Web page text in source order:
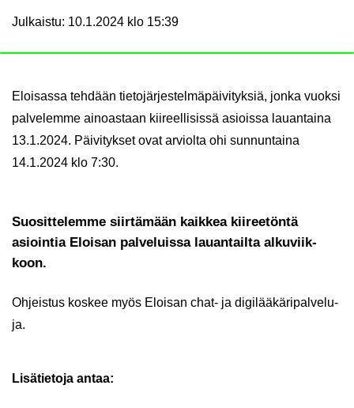
Julkaistu: 10.1.2024 klo 15:39
Eloi­sas­sa teh­dään tie­to­jär­jes­tel­mä­päi­vi­tyk­siä, jonka vuok­si
pal­ve­lem­me ai­noas­taan kii­reel­li­sis­sä asiois­sa lau­an­tai­na
13.1.2024. Päi­vi­tyk­set ovat ar­viol­ta ohi sun­nun­tai­na
14.1.2024 klo 7:30.
Suo­sit­te­lem­me siir­tä­mään kaik­kea kii­ree­tön­tä
asioin­tia Eloi­san pal­ve­luis­sa lau­an­tail­ta al­ku­viik­
koon.
Oh­jeis­tus kos­kee myös Eloi­san chat- ja di­gi­lää­kä­ri­pal­ve­lu­
ja.
Li­sä­tie­to­ja antaa: